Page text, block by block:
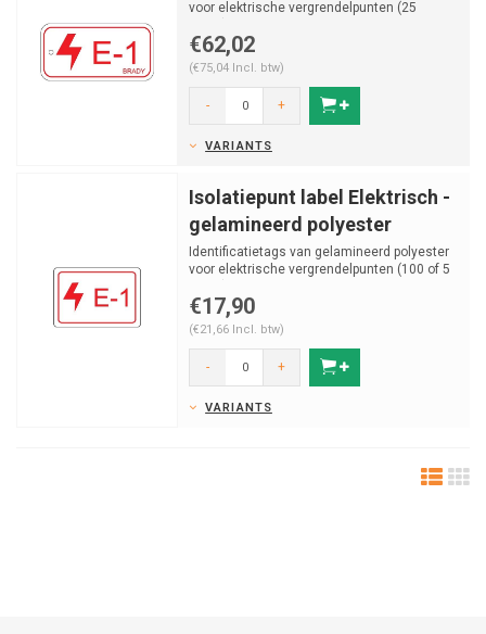
voor elektrische vergrendelpunten (25
€62,02
(€75,04 Incl. btw)
- +
VARIANTS
Isolatiepunt label Elektrisch -
gelamineerd polyester
Identificatietags van gelamineerd polyester
voor elektrische vergrendelpunten (100 of 5
€17,90
(€21,66 Incl. btw)
- +
VARIANTS